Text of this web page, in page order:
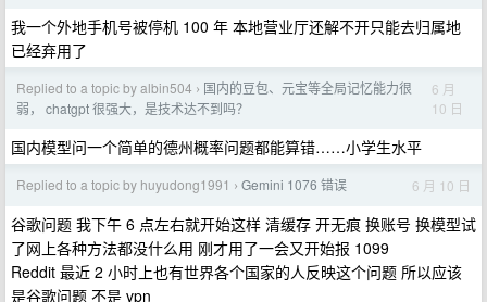
我一个外地手机号被停机 100 年 本地营业厅还解不开只能去归属地
已经弃用了
Replied to a topic by albin504 › 国内的豆包、元宝等全局记忆能力很
弱， chatgpt 很强大，是技术达不到吗？
6 月
10 日
国内模型问一个简单的德州概率问题都能算错……小学生水平
Replied to a topic by huyudong1991 › Gemini 1076 错误 6 月 10 日
谷歌问题 我下午 6 点左右就开始这样 清缓存 开无痕 换账号 换模型试
了网上各种方法都没什么用 刚才用了一会又开始报 1099
Reddit 最近 2 小时上也有世界各个国家的人反映这个问题 所以应该
是谷歌问题 不是 vpn